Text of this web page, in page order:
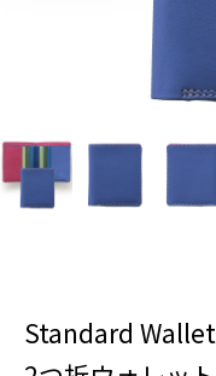
Standard